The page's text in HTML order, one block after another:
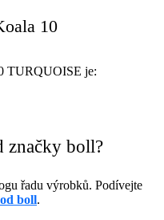
10
TURQUOISE je:
značky boll?
řadu výrobků. Podívejte
boll.